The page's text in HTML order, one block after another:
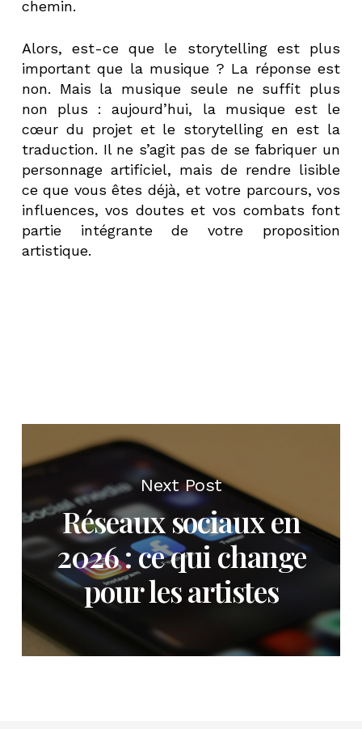
chemin.
Alors, est-ce que le storytelling est plus
important que la musique ? La réponse est
non. Mais la musique seule ne suffit plus
non plus : aujourd’hui, la musique est le
cœur du projet et le storytelling en est la
traduction. Il ne s’agit pas de se fabriquer un
personnage artificiel, mais de rendre lisible
ce que vous êtes déjà, et votre parcours, vos
influences, vos doutes et vos combats font
partie intégrante de votre proposition
artistique.
Next Post
Réseaux sociaux en
2026 : ce qui change
pour les artistes